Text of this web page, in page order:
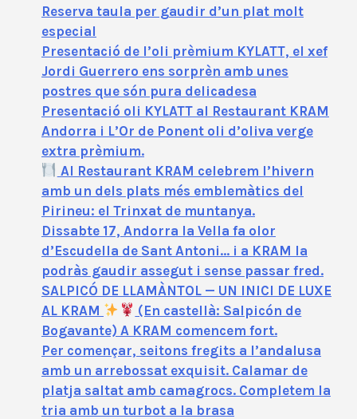
Reserva taula per gaudir d’un plat molt
especial
Presentació de l’oli prèmium KYLATT, el xef
Jordi Guerrero ens sorprèn amb unes
postres que són pura delicadesa
Presentació oli KYLATT al Restaurant KRAM
Andorra i L’Or de Ponent oli d’oliva verge
extra prèmium.
Al Restaurant KRAM celebrem l’hivern
amb un dels plats més emblemàtics del
Pirineu: el Trinxat de muntanya.
Dissabte 17, Andorra la Vella fa olor
d’Escudella de Sant Antoni… i a KRAM la
podràs gaudir assegut i sense passar fred.
SALPICÓ DE LLAMÀNTOL — UN INICI DE LUXE
AL KRAM
(En castellà: Salpicón de
Bogavante) A KRAM comencem fort.
Per començar, seitons fregits a l’andalusa
amb un arrebossat exquisit. Calamar de
platja saltat amb camagrocs. Completem la
tria amb un turbot a la brasa